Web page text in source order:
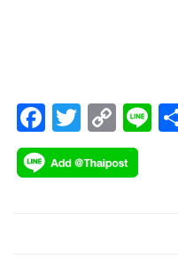
F
ac
e
T
wi
tt
C
o
p
Li